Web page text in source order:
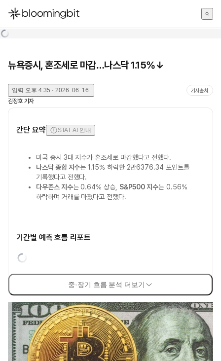
한국어
뉴욕증시, 혼조세로 마감…나스닥 1.15%↓
입력 오후 4:35 · 2026. 06. 16. 기사출처
김정호 기자
간단 요약 STAT AI 안내
미국 증시 3대 지수가 혼조세로 마감했다고 전했다.
나스닥 종합 지수는 1.15% 하락한 2만6376.34 포인트를
기록했다고 전했다.
다우존스 지수는 0.64% 상승, S&P500 지수는 0.56%
하락하며 거래를 마쳤다고 전했다.
기간별 예측 흐름 리포트
중·장기 흐름 분석 더보기